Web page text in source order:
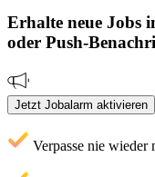
Erhalte neue Jobs
oder Push-
Jetzt Jobalarm aktivieren
Verpasse nie wieder